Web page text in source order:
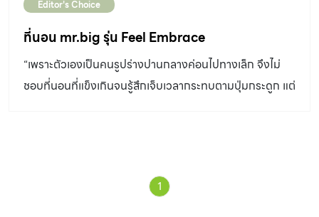
Editor's Choice
ที่นอน mr.big รุ่น Feel Embrace
“เพราะตัวเองเป็นคนรูปร่างปานกลางค่อนไปทางเล็ก จึงไม่
ชอบที่นอนที่แข็งเกินจนรู้สึกเจ็บเวลากระทบตามปุ่มกระดูก แต่
และความสบายพร้อมๆ กัน FeelEmbrace Mattress มี
1